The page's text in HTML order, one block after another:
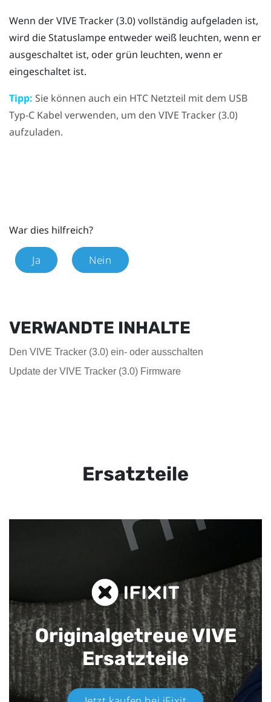
Wenn derVIVE Tracker (3.0)vollständig aufgeladen ist,
wird die Statuslampe entweder weiß leuchten, wenn er
ausgeschaltet ist, oder grün leuchten, wenn er
eingeschaltet ist.
Tipp: Sie können auch ein HTC Netzteil mit dem USB
Typ-C Kabel verwenden, um den VIVE Tracker (3.0)
aufzuladen.
War dies hilfreich?
Ja Nein
VERWANDTE INHALTE
Den VIVE Tracker (3.0) ein- oder ausschalten
Update der VIVE Tracker (3.0) Firmware
Ersatzteile
Originalgetreue VIVE
Ersatzteile